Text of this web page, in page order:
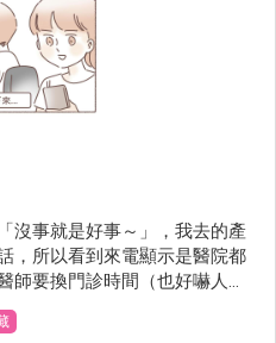
沒事就是好事～」，我去的產
，所以看到來電顯示是醫院都
師要換門診時間（也好嚇人
到很多準爸媽分享許多虛驚一
查異常,會再被要求第二次更精